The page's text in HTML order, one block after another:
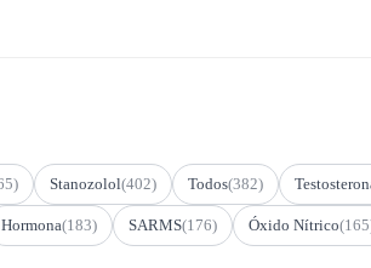
Stanozolol(402) Todos(382)
Hormona(183) SARMS(176) Óxido Nítrico